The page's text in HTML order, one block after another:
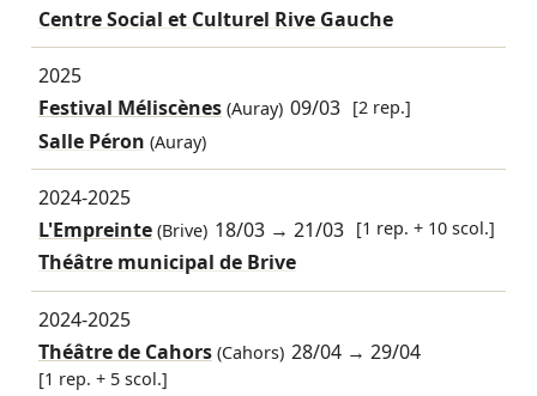
Centre Social et Culturel Rive Gauche
2025
Festival Méliscènes(Auray) 09/03 [2 rep.]
Salle Péron (Auray)
2024-2025
L'Empreinte(Brive) 18/03 →21/03 [1 rep. + 10 scol.]
Théâtre municipal de Brive
2024-2025
Théâtre de Cahors(Cahors) 28/04 →29/04
[1 rep. + 5 scol.]